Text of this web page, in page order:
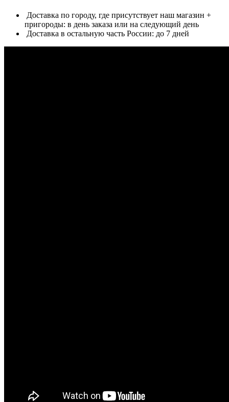
Доставка по городу, где присутствует наш магазин +
пригороды: в день заказа или на следующий день
Доставка в остальную часть России: до 7 дней